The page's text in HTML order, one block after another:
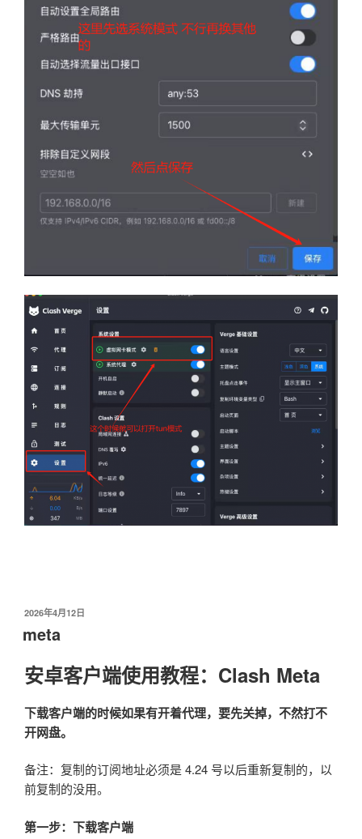
发
于
2026年4月12日
meta
安卓客户端使用教程：Clash Meta
下载客户端的时候如果有开着代理，要先关掉，不然打不
开网盘。
备注：复制的订阅地址必须是 4.24 号以后重新复制的，以
前复制的没用。
第一步：下载客户端